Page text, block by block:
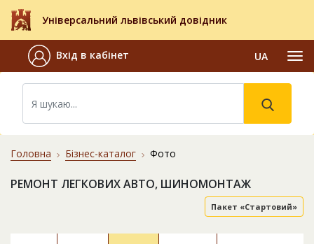
Універсальний львівський довідник
Вхід в кабінет UA
Головна Бізнес-каталог Фото
РЕМОНТ ЛЕГКОВИХ АВТО, ШИНОМОНТАЖ
Пакет «Стартовий»